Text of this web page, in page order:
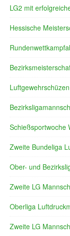
LG2 mit
Hessische
Schießsportwoche
Zweite Bundeliga
Ober- und
Zweite LG
Oberliga
Zweite LG